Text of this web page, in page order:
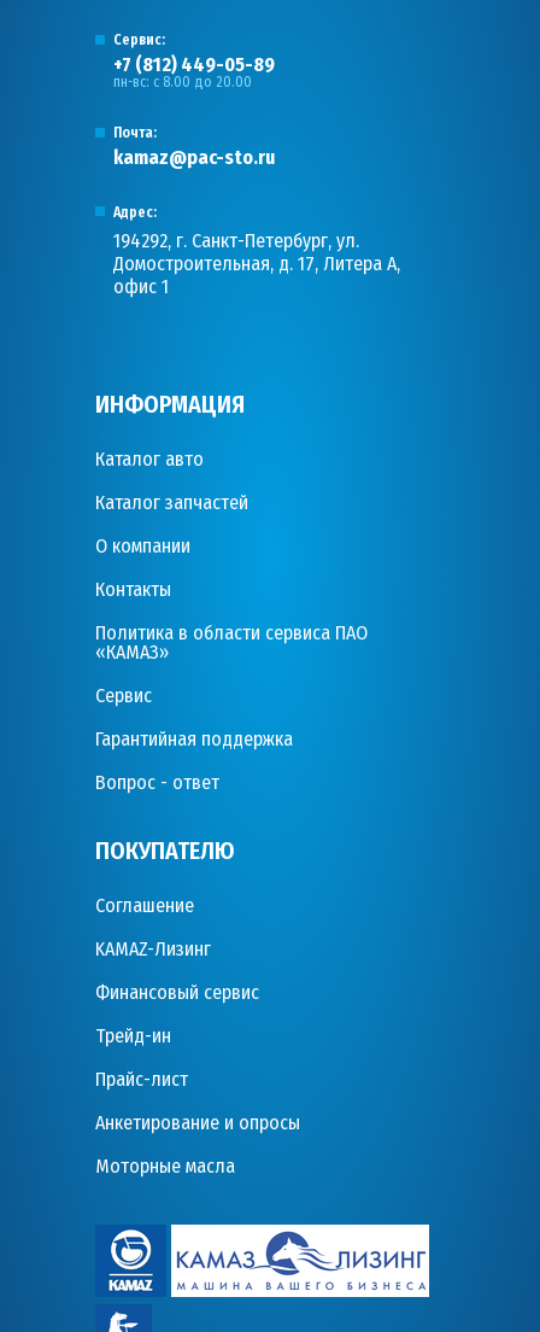
Сервис:
+7 (812) 449-05-89
пн-вс: с 8.00 до 20.00
Почта:
kamaz@pac-sto.ru
Адрес:
194292, г. Санкт-Петербург, ул.
Домостроительная, д. 17, Литера А,
офис 1
ИНФОРМАЦИЯ
Каталог авто
Каталог запчастей
О компании
Контакты
Политика в области сервиса ПАО
«КАМАЗ»
Сервис
Гарантийная поддержка
Вопрос - ответ
ПОКУПАТЕЛЮ
Соглашение
KAMAZ-Лизинг
Финансовый сервис
Трейд-ин
Прайс-лист
Анкетирование и опросы
Моторные масла